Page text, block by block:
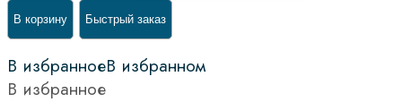
В корзину Быстрый заказ
В избранноеВ избранном
В избранное